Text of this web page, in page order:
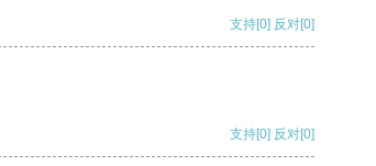
支持[0] 反对[0]
支持[0] 反对[0]